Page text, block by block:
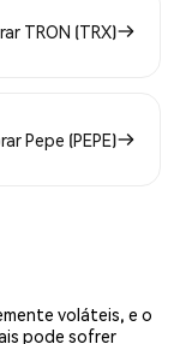
TRON (TRX)
Pepe (PEPE)
voláteis, e o
pode sofrer